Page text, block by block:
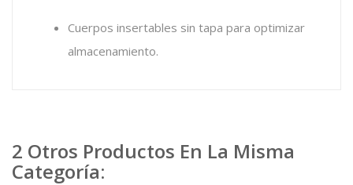
Cuerpos insertables sin tapa para optimizar
almacenamiento.
2 Otros Productos En La Misma
Categoría: